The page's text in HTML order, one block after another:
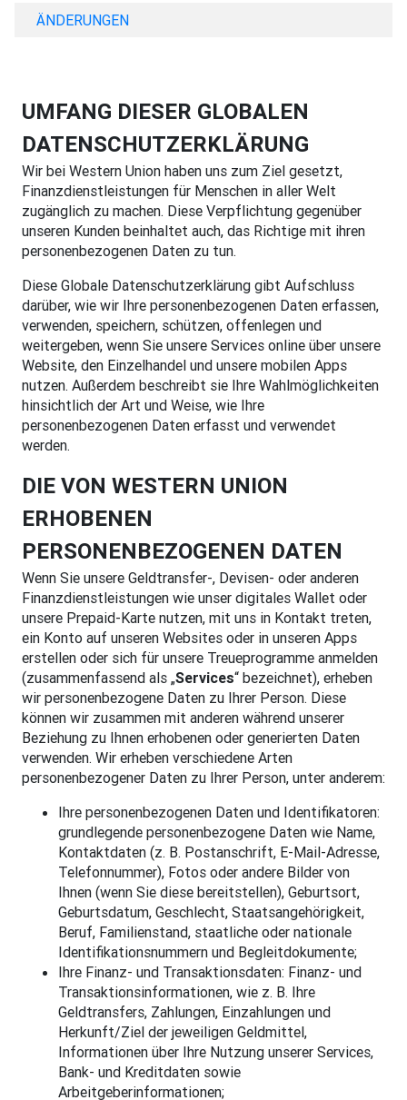
ÄNDERUNGEN
UMFANG DIESER GLOBALEN
DATENSCHUTZERKLÄRUNG
Wir bei Western Union haben uns zum Ziel gesetzt,
Finanzdienstleistungen für Menschen in aller Welt
zugänglich zu machen. Diese Verpflichtung gegenüber
unseren Kunden beinhaltet auch, das Richtige mit ihren
personenbezogenen Daten zu tun.
Diese Globale Datenschutzerklärung gibt Aufschluss
darüber, wie wir Ihre personenbezogenen Daten erfassen,
verwenden, speichern, schützen, offenlegen und
weitergeben, wenn Sie unsere Services online über unsere
Website, den Einzelhandel und unsere mobilen Apps
nutzen. Außerdem beschreibt sie Ihre Wahlmöglichkeiten
hinsichtlich der Art und Weise, wie Ihre
personenbezogenen Daten erfasst und verwendet
werden.
DIE VON WESTERN UNION
ERHOBENEN
PERSONENBEZOGENEN DATEN
Wenn Sie unsere Geldtransfer-, Devisen- oder anderen
Finanzdienstleistungen wie unser digitales Wallet oder
unsere Prepaid-Karte nutzen, mit uns in Kontakt treten,
ein Konto auf unseren Websites oder in unseren Apps
erstellen oder sich für unsere Treueprogramme anmelden
(zusammenfassend als „Services“ bezeichnet), erheben
wir personenbezogene Daten zu Ihrer Person. Diese
können wir zusammen mit anderen während unserer
Beziehung zu Ihnen erhobenen oder generierten Daten
verwenden. Wir erheben verschiedene Arten
personenbezogener Daten zu Ihrer Person, unter anderem:
Ihre personenbezogenen Daten und Identifikatoren:
grundlegende personenbezogene Daten wie Name,
Kontaktdaten (z. B. Postanschrift, E-Mail-Adresse,
Telefonnummer), Fotos oder andere Bilder von
Ihnen (wenn Sie diese bereitstellen), Geburtsort,
Geburtsdatum, Geschlecht, Staatsangehörigkeit,
Beruf, Familienstand, staatliche oder nationale
Identifikationsnummern und Begleitdokumente;
Ihre Finanz- und Transaktionsdaten: Finanz- und
Transaktionsinformationen, wie z. B. Ihre
Geldtransfers, Zahlungen, Einzahlungen und
Herkunft/Ziel der jeweiligen Geldmittel,
Informationen über Ihre Nutzung unserer Services,
Bank- und Kreditdaten sowie
Arbeitgeberinformationen;